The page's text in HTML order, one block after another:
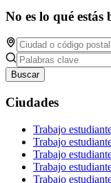
No es lo qué
Buscar
Ciudades
Trabajo
Trabajo
Trabajo
Trabajo
Trabajo